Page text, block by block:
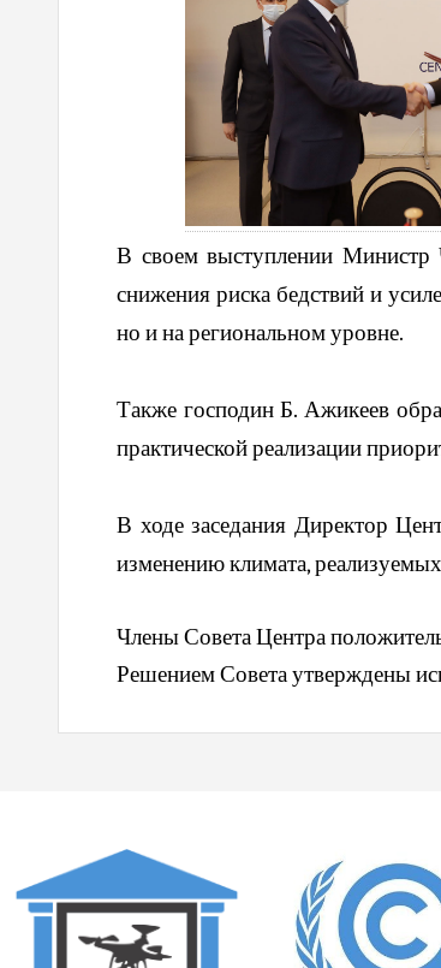
В своем выступлении Министр
снижения риска бедствий и
но и на региональном уровне.
Также господин Б. Ажикеев
практической реализации
В ходе заседания Директор
изменению климата,
Члены Совета Центра
Решением Совета утверждены